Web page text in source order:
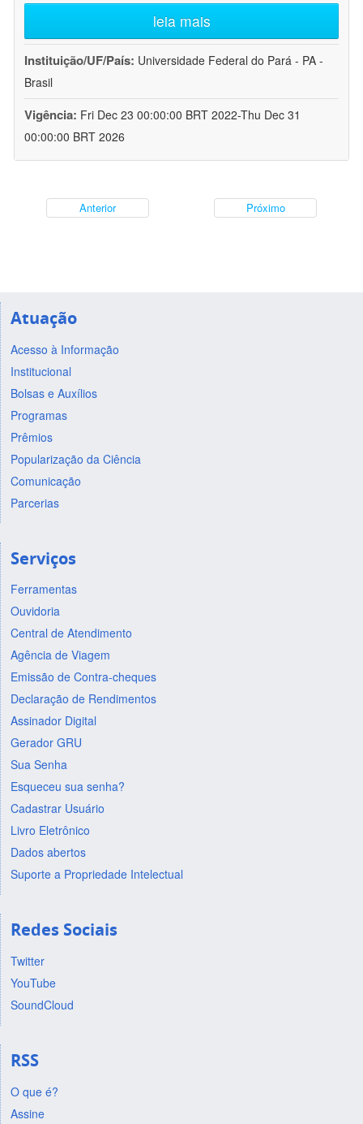
leia mais
Instituição/UF/País: Universidade Federal do Pará - PA -
Brasil
Vigência: Fri Dec 23 00:00:00 BRT 2022-Thu Dec 31
00:00:00 BRT 2026
Anterior Próximo
Atuação
Acesso à Informação
Institucional
Bolsas e Auxílios
Programas
Prêmios
Popularização da Ciência
Comunicação
Parcerias
Serviços
Ferramentas
Ouvidoria
Central de Atendimento
Agência de Viagem
Emissão de Contra-cheques
Declaração de Rendimentos
Assinador Digital
Gerador GRU
Sua Senha
Esqueceu sua senha?
Cadastrar Usuário
Livro Eletrônico
Dados abertos
Suporte a Propriedade Intelectual
Redes Sociais
Twitter
YouTube
SoundCloud
RSS
O que é?
Assine